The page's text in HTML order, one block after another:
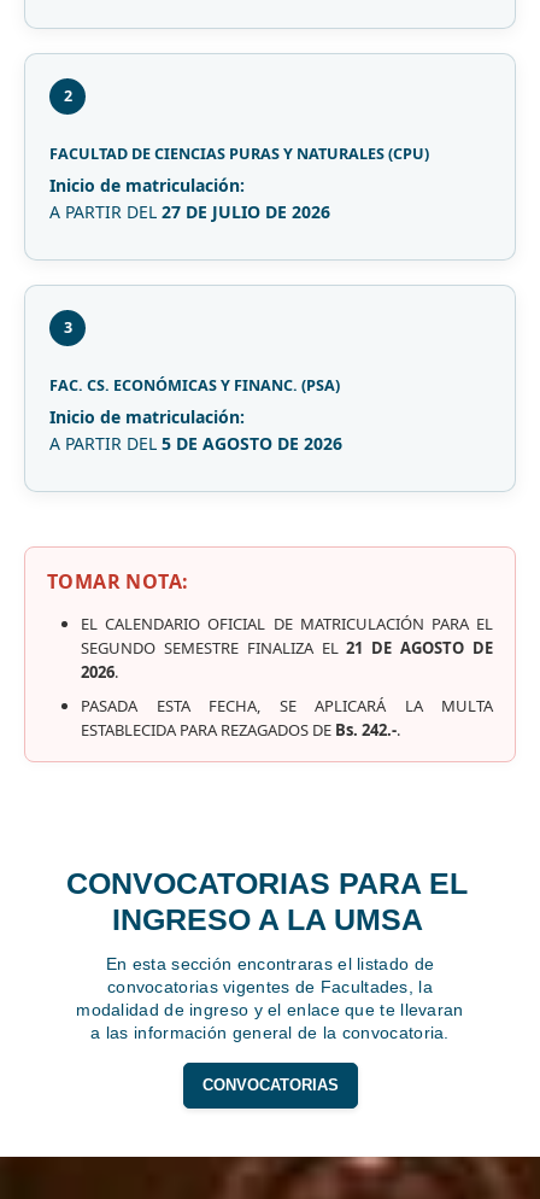
2
FACULTAD DE CIENCIAS PURAS Y NATURALES (CPU)
Inicio de matriculación:
A PARTIR DEL 27 DE JULIO DE 2026
3
FAC. CS. ECONÓMICAS Y FINANC. (PSA)
Inicio de matriculación:
A PARTIR DEL 5 DE AGOSTO DE 2026
TOMAR NOTA:
EL CALENDARIO OFICIAL DE MATRICULACIÓN PARA EL
SEGUNDO SEMESTRE FINALIZA EL21 DE AGOSTO DE
2026.
PASADA ESTA FECHA, SE APLICARÁ LA MULTA
ESTABLECIDA PARA REZAGADOS DE Bs. 242.-.
CONVOCATORIAS PARA EL
INGRESO A LA UMSA
En esta sección encontraras el listado de
convocatorias vigentes de Facultades, la
modalidad de ingreso y el enlace que te llevaran
a las información general de la convocatoria.
CONVOCATORIAS